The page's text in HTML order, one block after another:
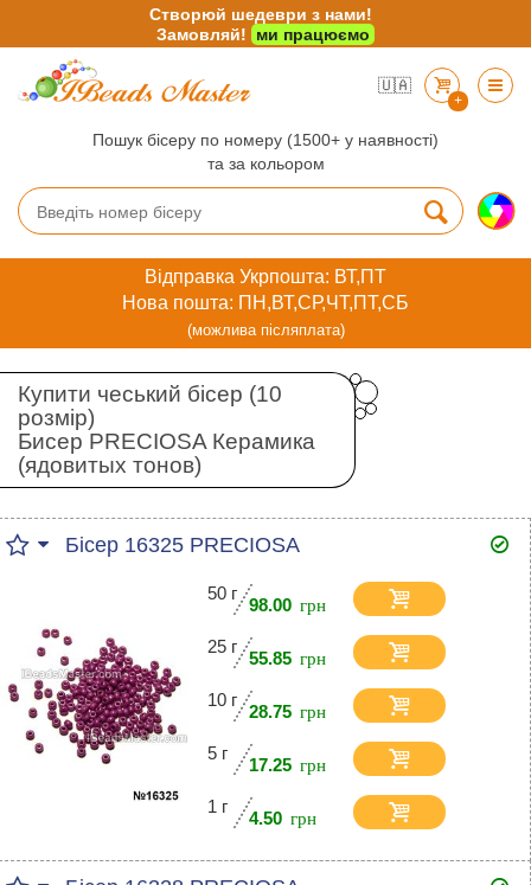
🇺🇦
+
Пошук бісеру по номеру (1500+ у наявності)
та за кольором
Відправка Укрпошта: ВТ,ПТ
Нова пошта: ПН,ВТ,СР,ЧТ,ПТ,СБ
(можлива післяплата)
Купити чеський бісер (10
розмір)
Бисер PRECIOSA Керамика
(ядовитых тонов)
Бісер 16325 PRECIOSA
50 г
98.00
25 г
55.85
10 г
28.75
5 г
17.25
1 г
4.50
Створюй шедеври з нами!
Замовляй!
ми працюємо